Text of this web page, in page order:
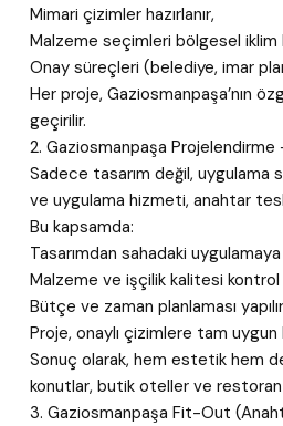
Mimari çizimler hazırlanır,
Malzeme seçimleri bölgesel iklim
Onay süreçleri (belediye, imar
Her proje, Gaziosmanpaşa’nın
geçirilir.
2. Gaziosmanpaşa
Sadece tasarım değil, uygulama
ve uygulama hizmeti, anahtar
Bu kapsamda:
Tasarımdan sahadaki
Malzeme ve işçilik kalitesi kontrol
Bütçe ve zaman planlaması
Proje, onaylı çizimlere tam uygun
Sonuç olarak, hem estetik hem
konutlar, butik oteller ve
3. Gaziosmanpaşa Fit-Out